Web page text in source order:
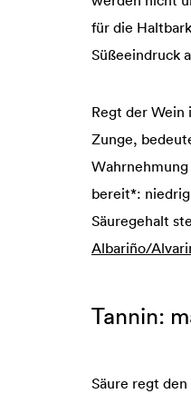
für die
Süßeeindruck
Regt der Wein
Zunge,
bereit*:
Säuregehalt
Albariño/
Tannin:
Säure regt